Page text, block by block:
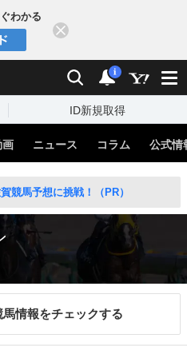
わかる
検索 通知
i
ID新規取得
画 ニュース コラム 公式情
競馬予想に挑戦！（PR）
情報をチェックする